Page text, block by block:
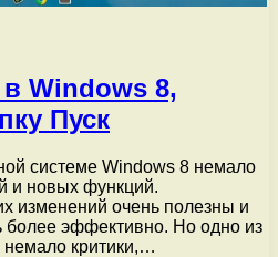
Windows 8,
Пуск
системе Windows 8 немало
и новых функций.
изменений очень полезны и
более эффективно. Но одно из
критики,…